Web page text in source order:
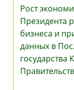
Рост
Президента
бизнеса и
данных в